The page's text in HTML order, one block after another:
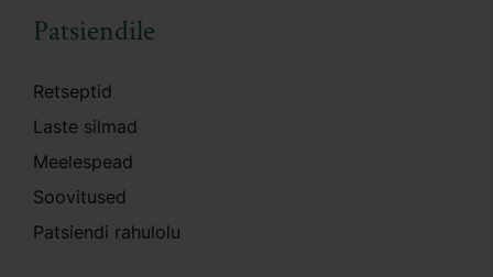
Patsiendile
Retseptid
Laste silmad
Meelespead
Soovitused
Patsiendi rahulolu